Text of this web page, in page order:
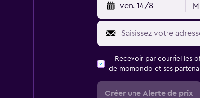
ven. 14/8
Recevoir par courriel les
de momondo et ses
Créer une Alerte de prix